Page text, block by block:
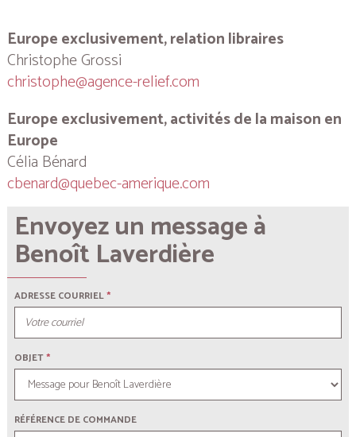
Europe exclusivement, relation libraires
Christophe Grossi
christophe@agence-relief.com
Europe exclusivement, activités de la maison en
Europe
Célia Bénard
cbenard@quebec-amerique.com
Envoyez un message à
Benoît Laverdière
ADRESSE COURRIEL*
OBJET*
RÉFÉRENCE DE COMMANDE